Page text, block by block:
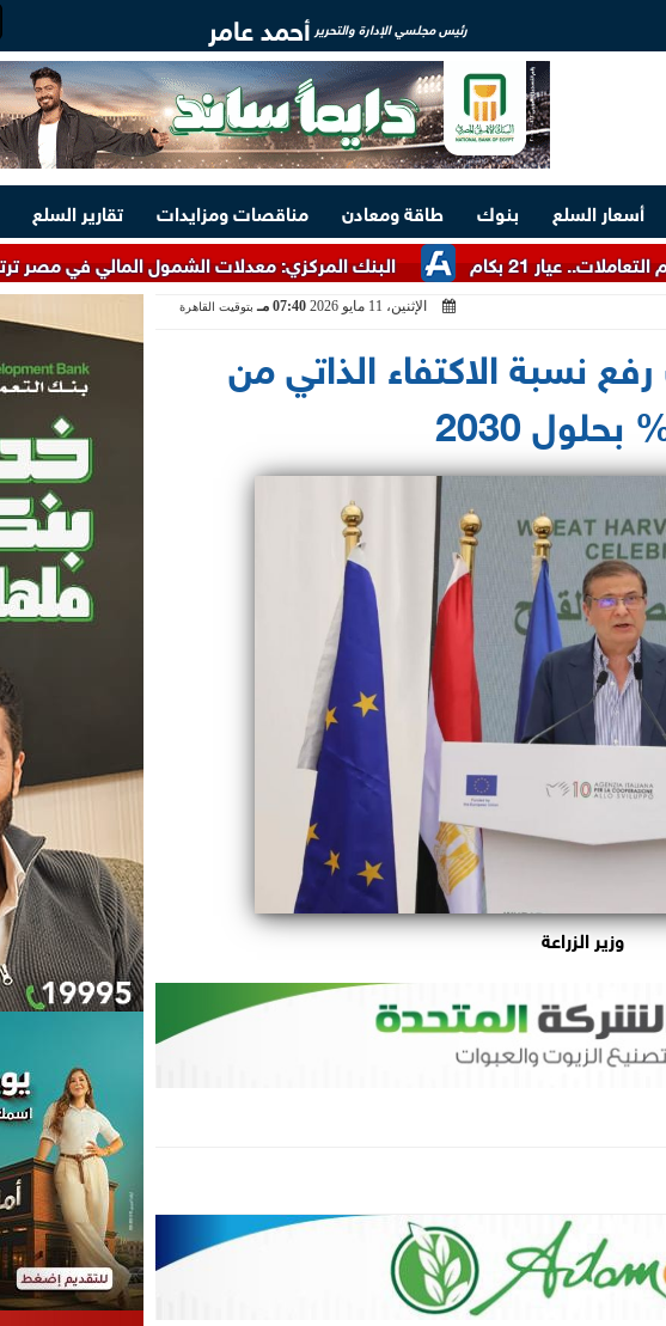
رئيس مجلسي الإدارة والتحرير أحمد عامر
أسعار السلع بنوك طاقة ومعادن مناقصات ومزايدات تقارير السلع
البنك المركزي: معدلات الشمول المالي في مصر ترتفع إلى 79% بنهاية يونيو
الإثنين، 11 مايو 2026 07:40 مـ بتوقيت القاهرة
نسبة الاكتفاء الذاتي من
وزير الزراعة